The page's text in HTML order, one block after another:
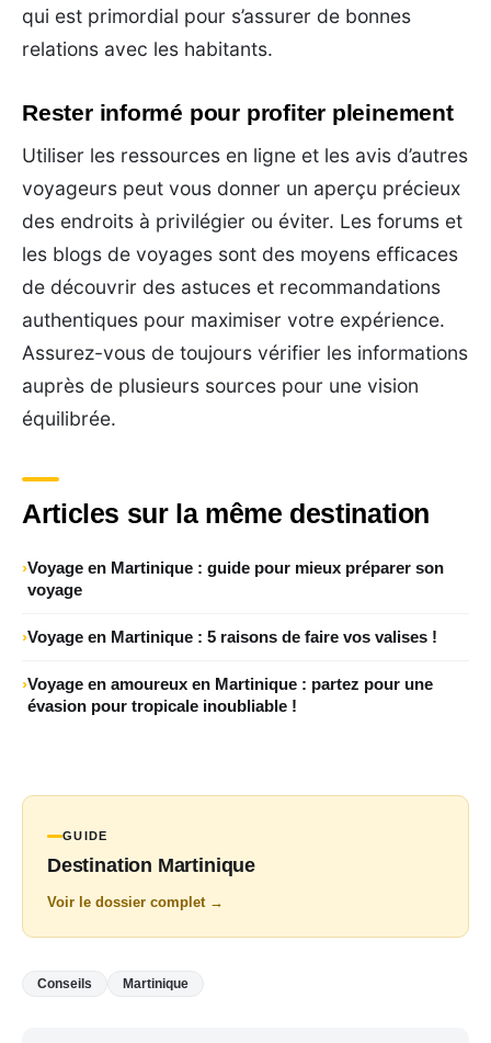
qui est primordial pour s’assurer de bonnes
relations avec les habitants.
Rester informé pour profiter pleinement
Utiliser les ressources en ligne et les avis d’autres
voyageurs peut vous donner un aperçu précieux
des endroits à privilégier ou éviter. Les forums et
les blogs de voyages sont des moyens efficaces
de découvrir des astuces et recommandations
authentiques pour maximiser votre expérience.
Assurez-vous de toujours vérifier les informations
auprès de plusieurs sources pour une vision
équilibrée.
Articles sur la même destination
Voyage en Martinique : guide pour mieux préparer son
voyage
Voyage en Martinique : 5 raisons de faire vos valises !
Voyage en amoureux en Martinique : partez pour une
évasion pour tropicale inoubliable !
GUIDE
Destination Martinique
Voir le dossier complet →
Conseils Martinique